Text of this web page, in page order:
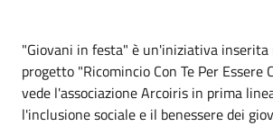
"Giovani in festa" è un'iniziativa inserita
progetto "Ricomincio Con Te Per Essere
vede l'associazione Arcoiris in prima
l'inclusione sociale e il benessere dei